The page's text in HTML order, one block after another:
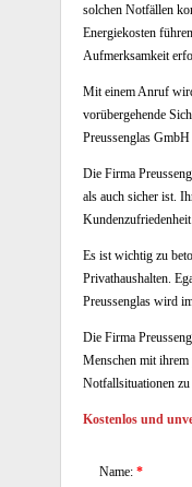
solchen Notfällen
Energiekosten
Aufmerksamkeit
Mit einem Anruf
vorübergehende
Preussenglas
Die Firma
als auch sicher ist.
Es ist wichtig zu
Privathaushalten.
Preussenglas wird
Die Firma
Menschen mit ihrem
Notfallsituationen zu
Kostenlos und
Name: *